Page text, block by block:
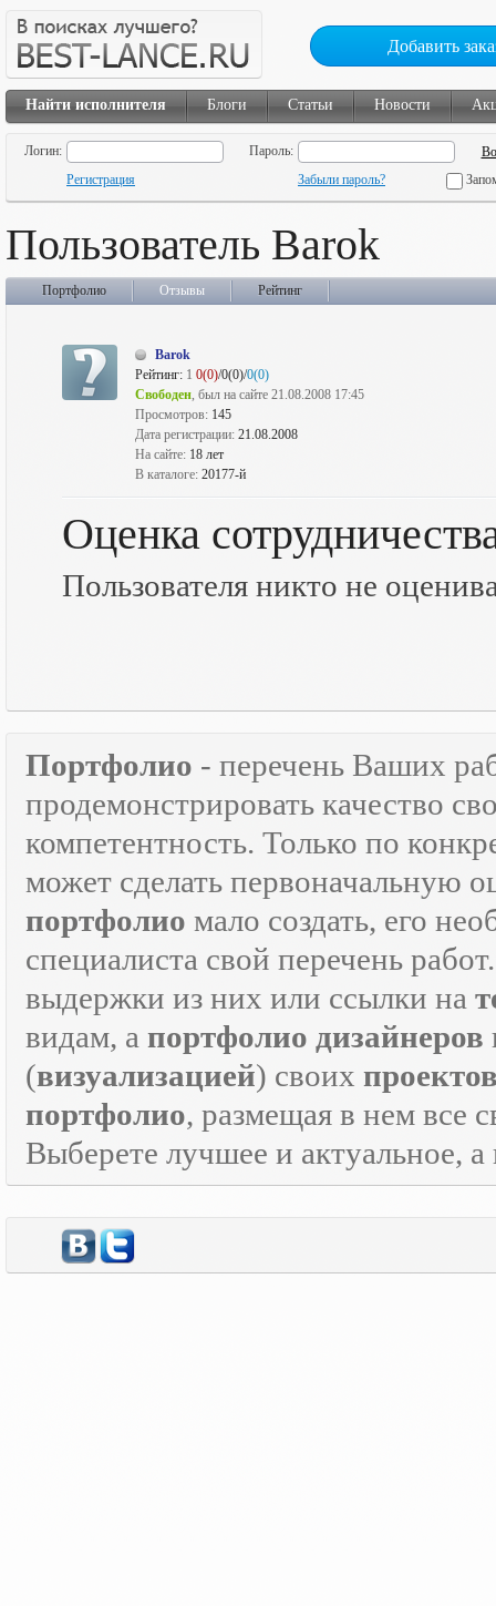
Добавить
Найти исполнителя Блоги Статьи Новости
Логин:
Пароль:
Регистрация
Забыли пароль?
Пользователь Barok
Портфолио Отзывы Рейтинг
Barok
Рейтинг: 1 0(0)/0(0)/0(0)
Свободен, был на сайте 21.08.2008 17:45
Просмотров: 145
Дата регистрации: 21.08.2008
На сайте: 18 лет
В каталоге: 20177-й
Оценка
Пользователя никто не
Портфолио - перечень Ваших
продемонстрировать качество
компетентность. Только по
может сделать первоначальную
портфолио мало создать, его
специалиста свой перечень
выдержки из них или ссылки на
видам, а портфолио дизайнеров
(визуализацией) своих
портфолио, размещая в нем все
Выберете лучшее и актуальное,